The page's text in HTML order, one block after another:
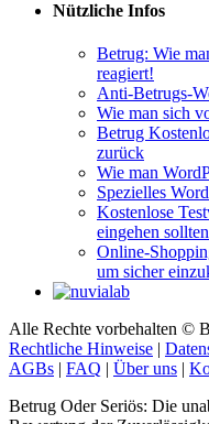
Nützliche Infos
Betrug: Wie
reagiert!
Anti-Betrugs-
Wie man sich
Betrug
zurück
Wie man
Spezielles
Kostenlose
eingehen
Online-
um sicher
Alle Rechte vorbehalten ©
Rechtliche Hinweise
AGBs
FAQ Über uns
Betrug Oder Seriös: Die